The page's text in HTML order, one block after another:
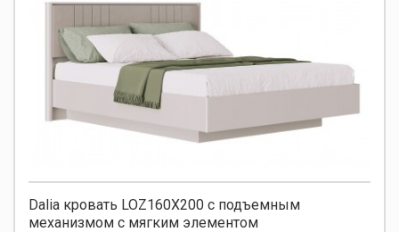
Dalia кровать LOZ160X200 с подъемным
механизмом с мягким элементом